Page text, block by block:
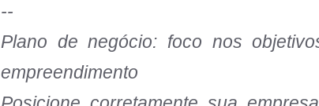
--
Plano de negócio: foco nos
empreendimento